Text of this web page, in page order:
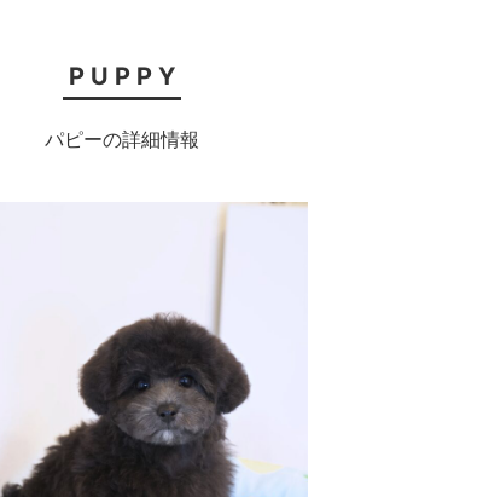
PUPPY
パピーの詳細情報